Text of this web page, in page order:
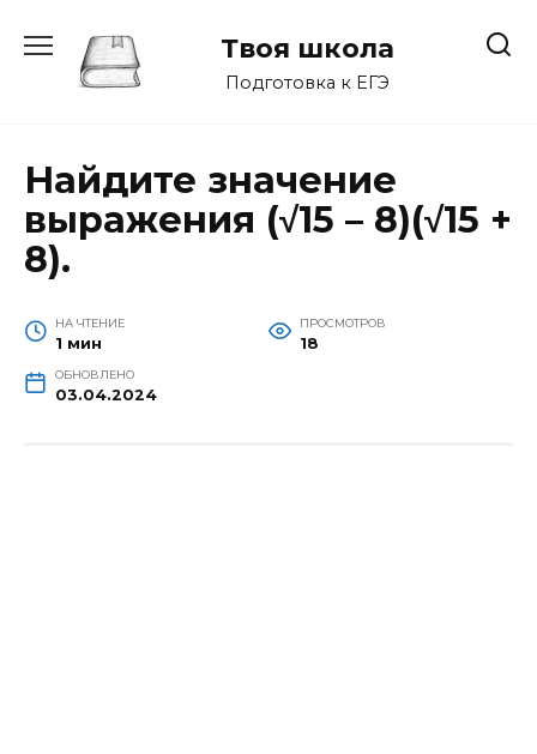
содержанию
Твоя школа
Подготовка к ЕГЭ
Найдите значение
выражения (√15 – 8)(√15 +
8).
НА ЧТЕНИЕ
1 мин
ПРОСМОТРОВ
18
ОБНОВЛЕНО
03.04.2024